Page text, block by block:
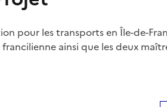
pour les transports en Île-de-
ainsi que les deux